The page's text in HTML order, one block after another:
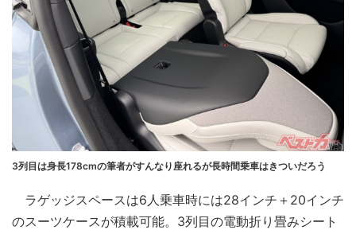
3列目は身長178cmの筆者がすんなり座れるが長時間乗車はきついだろう
ラゲッジスペースは6人乗車時には28インチ＋20インチ
のスーツケースが積載可能。3列目の電動折り畳みシート